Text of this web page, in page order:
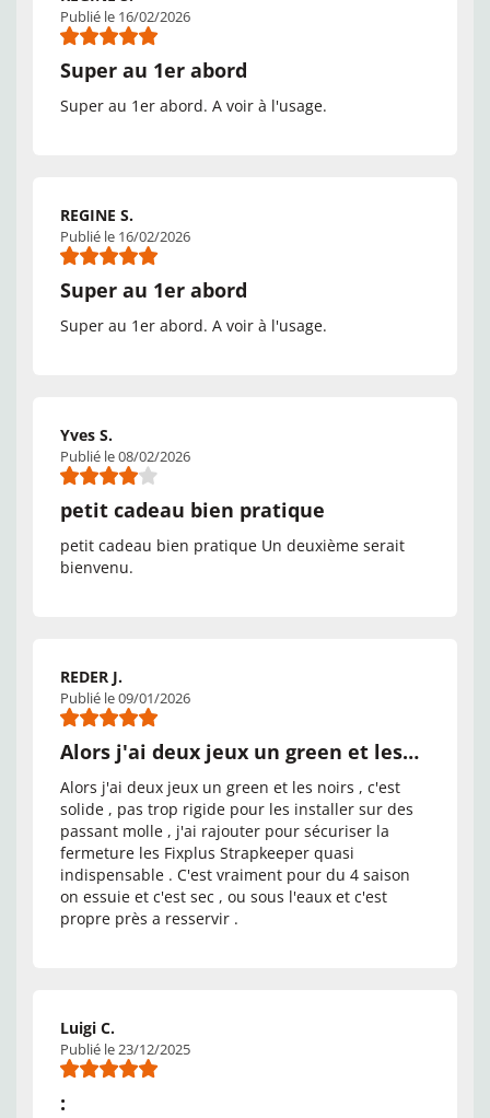
Publié le 16/02/2026
Super au 1er abord
Super au 1er abord. A voir à l'usage.
REGINE S.
Publié le 16/02/2026
Super au 1er abord
Super au 1er abord. A voir à l'usage.
Yves S.
Publié le 08/02/2026
petit cadeau bien pratique
petit cadeau bien pratique Un deuxième serait
bienvenu.
REDER J.
Publié le 09/01/2026
Alors j'ai deux jeux un green et les…
Alors j'ai deux jeux un green et les noirs , c'est
solide , pas trop rigide pour les installer sur des
passant molle , j'ai rajouter pour sécuriser la
fermeture les Fixplus Strapkeeper quasi
indispensable . C'est vraiment pour du 4 saison
on essuie et c'est sec , ou sous l'eaux et c'est
propre près a resservir .
Luigi C.
Publié le 23/12/2025
: